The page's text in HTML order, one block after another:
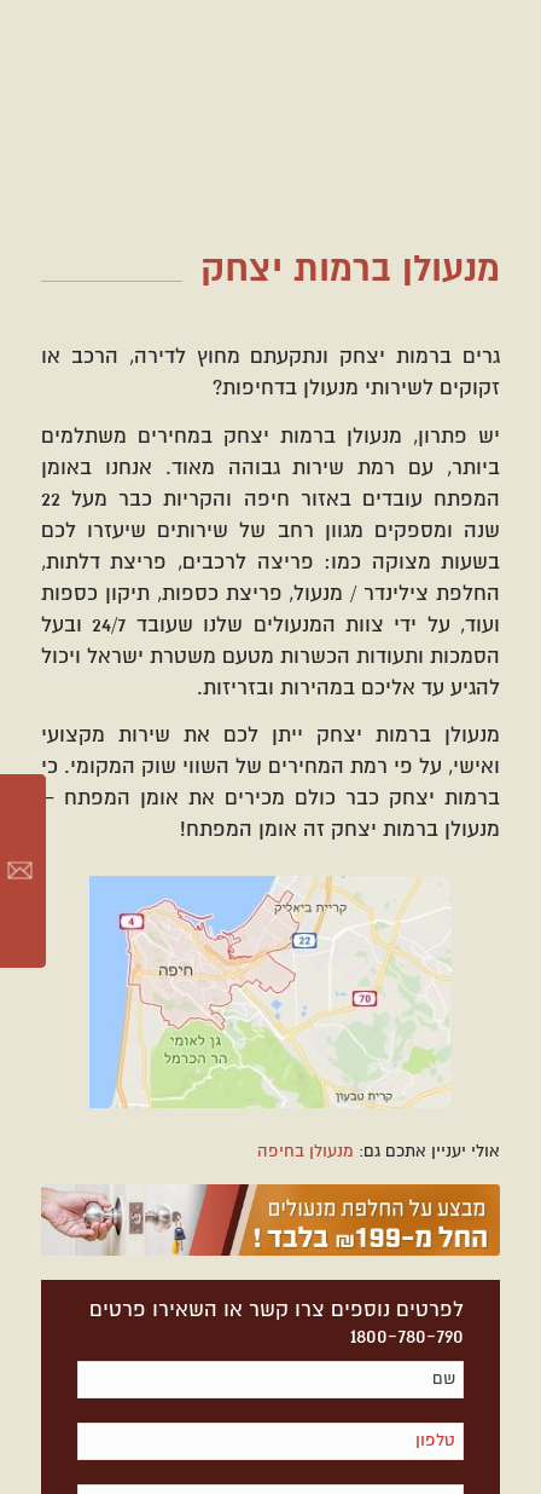
מנעולן ברמות יצחק
גרים ברמות יצחק ונתקעתם מחוץ לדירה, הרכב או
זקוקים לשירותי מנעולן בדחיפות?
יש פתרון, מנעולן ברמות יצחק במחירים משתלמים
ביותר, עם רמת שירות גבוהה מאוד. אנחנו באומן
המפתח עובדים באזור חיפה והקריות כבר מעל 22
שנה ומספקים מגוון רחב של שירותים שיעזרו לכם
בשעות מצוקה כמו: פריצה לרכבים, פריצת דלתות,
החלפת צילינדר / מנעול, פריצת כספות, תיקון כספות
ועוד, על ידי צוות המנעולים שלנו שעובד 24/7 ובעל
הסמכות ותעודות הכשרות מטעם משטרת ישראל ויכול
להגיע עד אליכם במהירות ובזריזות.
מנעולן ברמות יצחק ייתן לכם את שירות מקצועי
ואישי, על פי רמת המחירים של השווי שוק המקומי. כי
ברמות יצחק כבר כולם מכירים את אומן המפתח –
מנעולן ברמות יצחק זה אומן המפתח!
אולי יעניין אתכם גם: מנעולן בחיפה
לפרטים נוספים צרו קשר או השאירו פרטים
1800-780-790